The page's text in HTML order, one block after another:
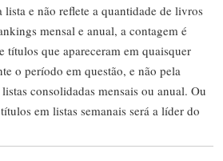
e não reflete a quantidade de livros
mensal e anual, a contagem é
títulos que apareceram em quaisquer
o período em questão, e não pela
consolidadas mensais ou anual. Ou
em listas semanais será a líder do